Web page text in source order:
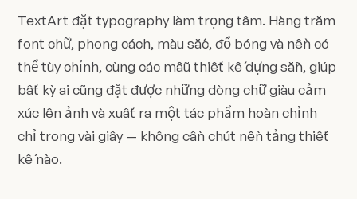
TextArt đặt typography làm trọng tâm. Hàng trăm
font chữ, phong cách, màu sắc, đổ bóng và nền có
thể tùy chỉnh, cùng các mẫu thiết kế dựng sẵn, giúp
bất kỳ ai cũng đặt được những dòng chữ giàu cảm
xúc lên ảnh và xuất ra một tác phẩm hoàn chỉnh
chỉ trong vài giây — không cần chút nền tảng thiết
kế nào.